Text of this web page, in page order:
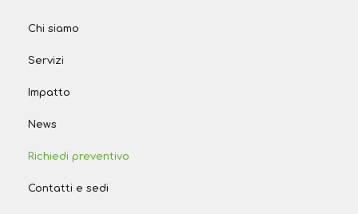
Chi siamo
Servizi
Impatto
News
Richiedi preventivo
Contatti e sedi